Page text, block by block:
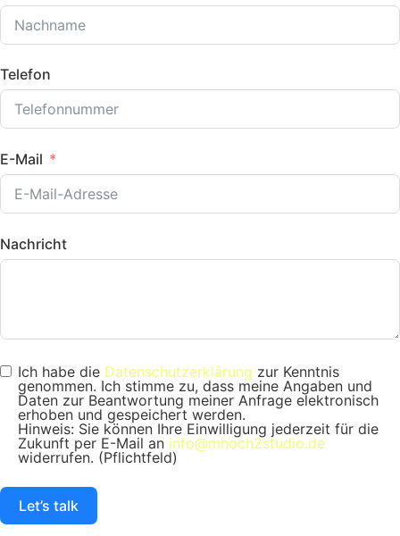
Telefon
E-Mail
Nachricht
Ich habe die Datenschutzerklärung zur Kenntnis
genommen. Ich stimme zu, dass meine Angaben und
Daten zur Beantwortung meiner Anfrage elektronisch
erhoben und gespeichert werden.
Hinweis: Sie können Ihre Einwilligung jederzeit für die
Zukunft per E-Mail an info@mhoch2studio.de
widerrufen. (Pflichtfeld)
Let’s talk